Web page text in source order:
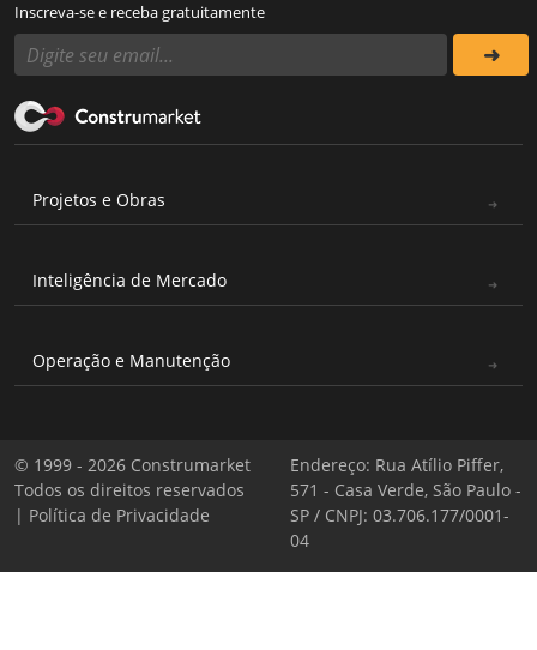
Inscreva-se e receba gratuitamente
Projetos e Obras
Inteligência de Mercado
Operação e Manutenção
© 1999 - 2026 Construmarket
Todos os direitos reservados
| Política de Privacidade
Endereço: Rua Atílio Piffer,
571 - Casa Verde, São Paulo -
SP / CNPJ: 03.706.177/0001-
04